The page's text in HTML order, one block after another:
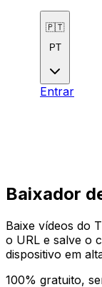
🇵🇹
PT
Entrar
Baixador
Baixe vídeos do
o URL e salve o
dispositivo em
100% gratuito,